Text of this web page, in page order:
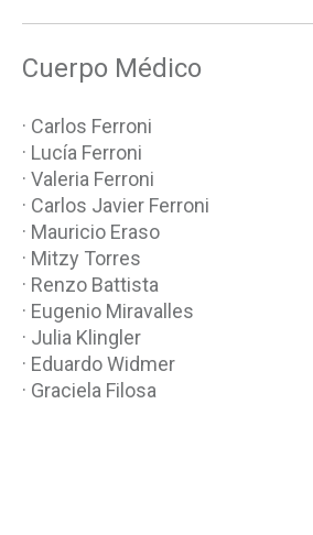
Cuerpo Médico
· Carlos Ferroni
· Lucía Ferroni
· Valeria Ferroni
· Carlos Javier Ferroni
· Mauricio Eraso
· Mitzy Torres
· Renzo Battista
· Eugenio Miravalles
· Julia Klingler
· Eduardo Widmer
· Graciela Filosa